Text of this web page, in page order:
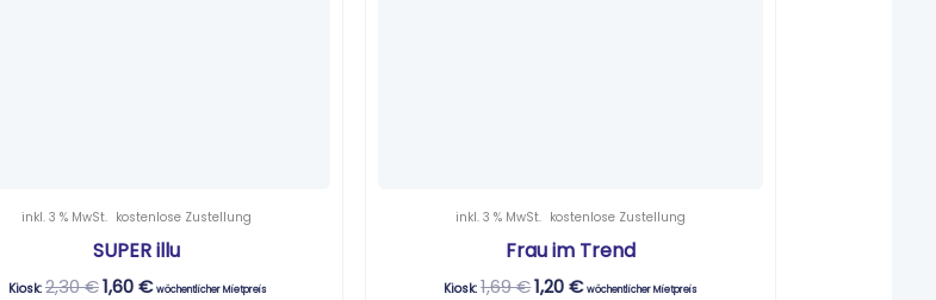
inkl. 3 % MwSt. kostenlose Zustellung
SUPER illu
Kiosk: 2,30€1,60€ wöchentlicher Mietpreis
inkl. 3 % MwSt. kostenlose Zustellung
Frau im Trend
Kiosk: 1,69€1,20€ wöchentlicher Mietpreis